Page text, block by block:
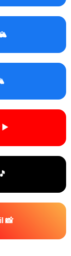
🏔️
▶️ YouTube - WhereToFly
🎵 TikTok - travelers.tips
📸 Instagram - travelers.co.il